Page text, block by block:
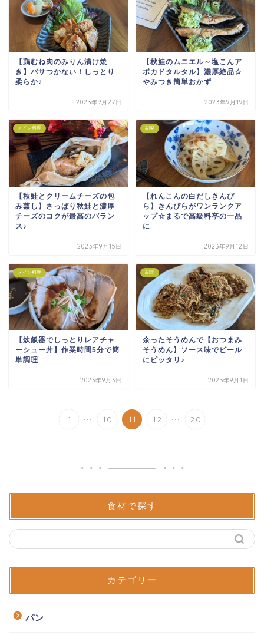
【鶏むね肉のみりん漬け焼
き】パサつかない！しっとり
柔らか♪
2023年9月27日
【秋鮭のムニエル～塩こんア
ボカドタルタル】濃厚絶品☆
やみつき簡単おかず
2023年9月19日
メイン料理
【秋鮭とクリームチーズの包
み蒸し】さっぱり秋鮭と濃厚
チーズのコクが最高のバラン
ス♪
2023年9月15日
副菜
【れんこんの白だしきんぴ
ら】きんぴらがワンランクア
ップ☆まるで高級料亭の一品
に
2023年9月12日
メイン料理
【炊飯器でしっとりレアチャ
ーシュー丼】作業時間5分で簡
単調理
2023年9月3日
副菜
余ったそうめんで【おつまみ
そうめん】ソース味でビール
にピッタリ♪
2023年9月1日
1 ... 10 11 12 ... 20
食材で探す
カテゴリー
パン